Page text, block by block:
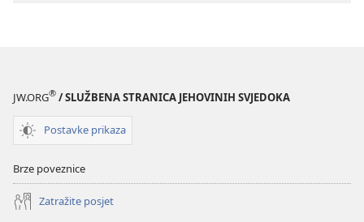
JW.ORG® / SLUŽBENA STRANICA JEHOVINIH SVJEDOKA
Postavke prikaza
Brze poveznice
Zatražite posjet